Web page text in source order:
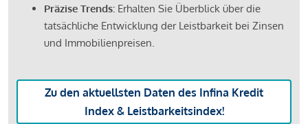
Präzise Trends: Erhalten Sie Überblick über die
tatsächliche Entwicklung der Leistbarkeit bei Zinsen
und Immobilienpreisen.
Zu den aktuellsten Daten des Infina Kredit
Index & Leistbarkeitsindex!